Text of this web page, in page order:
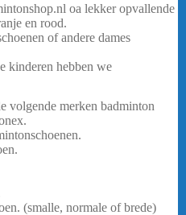
oa lekker opvallende
en rood.
of andere dames
kinderen hebben we
volgende merken badminton
(smalle, normale of brede)